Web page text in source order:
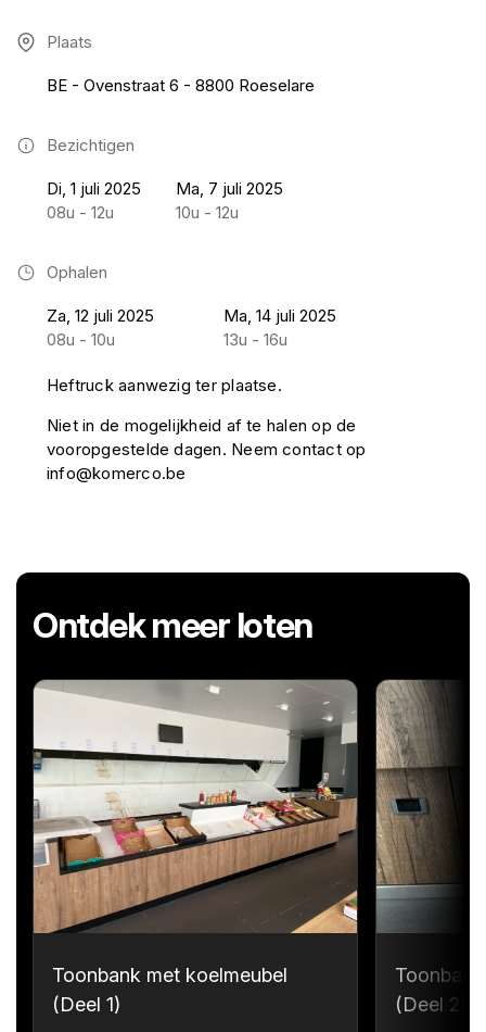
Plaats
BE - Ovenstraat 6 - 8800 Roeselare
Bezichtigen
Di, 1 juli 2025
08u - 12u
Ma, 7 juli 2025
10u - 12u
Ophalen
Za, 12 juli 2025
08u - 10u
Ma, 14 juli 2025
13u - 16u
Heftruck aanwezig ter plaatse.
Niet in de mogelijkheid af te halen op de
vooropgestelde dagen. Neem contact op
info@komerco.be
Ontdek meer loten
Toonbank met koelmeubel
(Deel 1)
(Deel 2)